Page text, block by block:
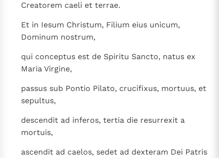
Nieuwste Documenten
5. Het gebed van de Kerk
In Christus wordt onze honger vervuld
Leer de kostbare parel van Gods koninkrijk te
herkennen
Gods Koninkrijk groeit stilletjes door liefde, niet door
heiligheid
Berichten
Het Vaticaan publiceert een nieuwe Latijnse uitgave
van het Romeins martyrologium
Vaticaanse financiële waakhond verliest autonomie
Paus spreekt het Wereldvoedselprogramma toe
Creatorem caeli et terrae.
Et in Iesum Christum, Filium eius unicum,
Dominum nostrum,
qui conceptus est de Spiritu Sancto, natus ex
Maria Virgine,
passus sub Pontio Pilato, crucifixus, mortuus, et
sepultus,
descendit ad inferos, tertia die resurrexit a
mortuis,
ascendit ad caelos, sedet ad dexteram Dei Patris